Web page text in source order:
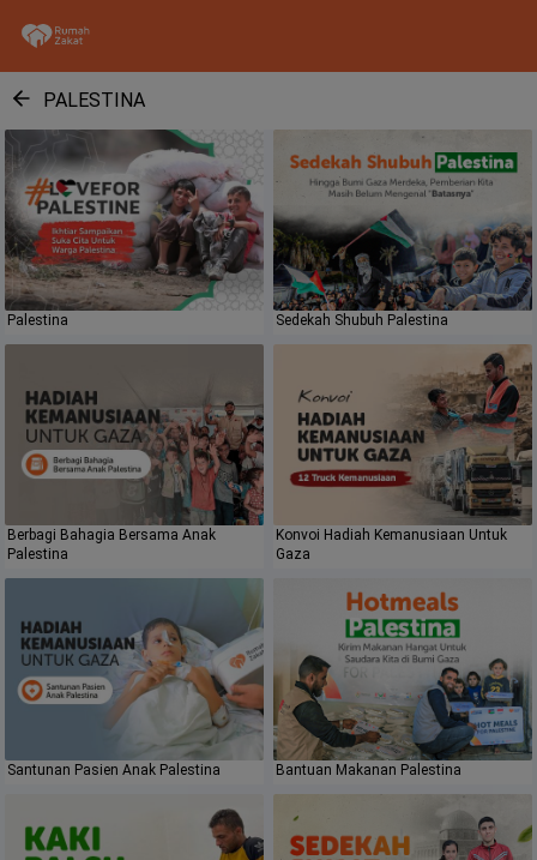
PALESTINA
Palestina Sedekah Shubuh Palestina
Berbagi Bahagia Bersama Anak
Palestina
Konvoi Hadiah Kemanusiaan Untuk
Gaza
Santunan Pasien Anak Palestina Bantuan Makanan Palestina